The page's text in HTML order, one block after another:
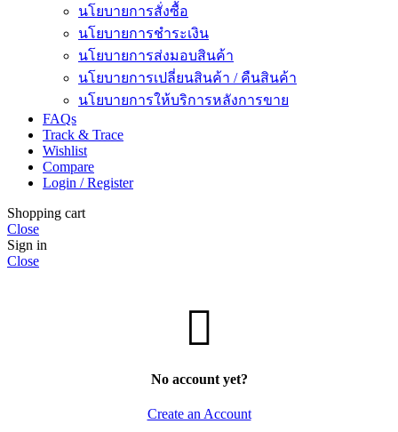
นโยบายการสั่งซื้อ
นโยบายการชำระเงิน
นโยบายการส่งมอบสินค้า
นโยบายการเปลี่ยนสินค้า / คืนสินค้า
นโยบายการให้บริการหลังการขาย
FAQs
Track & Trace
Wishlist
Compare
Login / Register
Shopping cart
Close
Sign in
Close
No account yet?
Create an Account